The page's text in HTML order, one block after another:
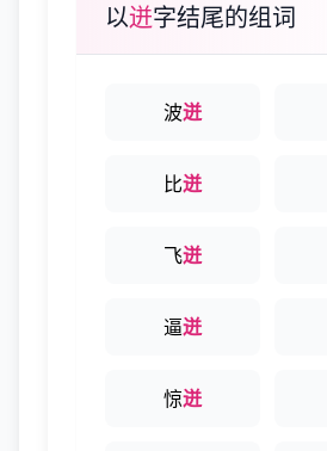
以迸字结尾的组词
波迸
比迸
飞迸
逼迸
惊迸